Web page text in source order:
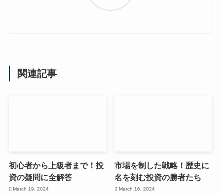
関連記事
初心者から上級者まで！投
資の疑問に全解答
March 19, 2024
市場を制した戦略！歴史に
名を刻む投資の勝者たち
March 16, 2024